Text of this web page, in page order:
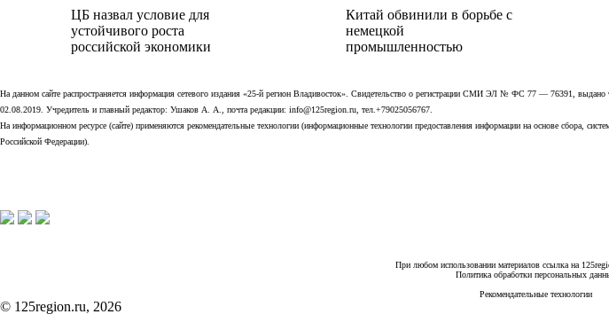
ЦБ назвал условие для
устойчивого роста
российской экономики
Китай обвинили в борьбе с
немецкой
промышленностью
На данном сайте распространяется информация сетевого издания «25-й регион Владивосток». Свидетельство о регистрации СМИ ЭЛ № ФС 77 — 76391,
02.08.2019. Учредитель и главный редактор: Ушаков А. А., почта редакции: info@125region.ru, тел.+79025056767.
На информационном ресурсе (сайте) применяются рекомендательные технологии (информационные технологии предоставления информации на основе сбора,
Российской Федерации).
При любом использовании материалов ссылка на
Политика обработки персональных
Рекомендательные технологии
© 125region.ru, 2026